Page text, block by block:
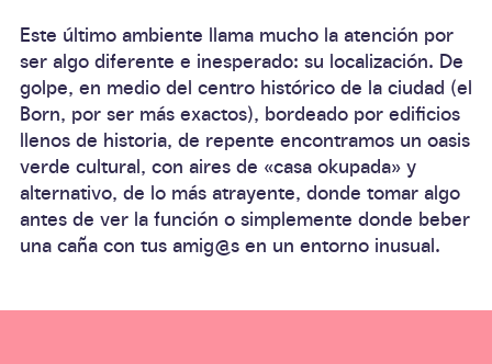
Este último ambiente llama mucho la atención por
ser algo diferente e inesperado: su localización. De
golpe, en medio del centro histórico de la ciudad (el
Born, por ser más exactos), bordeado por edificios
llenos de historia, de repente encontramos un oasis
verde cultural, con aires de «casa okupada» y
alternativo, de lo más atrayente, donde tomar algo
antes de ver la función o simplemente donde beber
una caña con tus amig@s en un entorno inusual.